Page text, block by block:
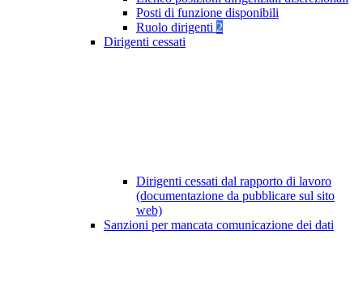
Posti di funzione disponibili
Ruolo dirigenti 2
Dirigenti cessati
Dirigenti cessati dal rapporto di lavoro
(documentazione da pubblicare sul sito
web)
Sanzioni per mancata comunicazione dei dati